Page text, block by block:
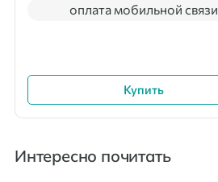
оплата мобильной связи
Купить
Интересно почитать